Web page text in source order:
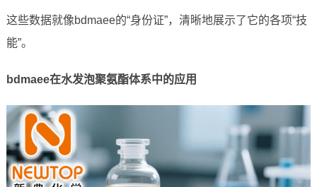
这些数据就像bdmaee的“身份证”，清晰地展示了它的各项“技
能”。
bdmaee在水发泡聚氨酯体系中的应用